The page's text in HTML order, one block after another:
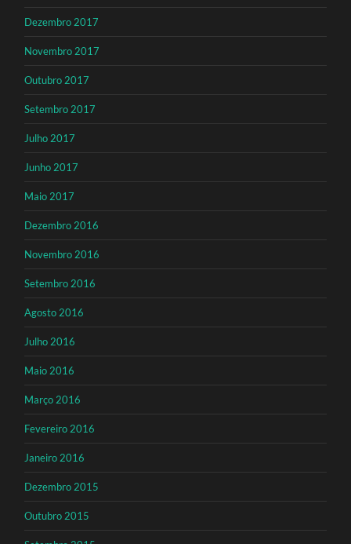
Dezembro 2017
Novembro 2017
Outubro 2017
Setembro 2017
Julho 2017
Junho 2017
Maio 2017
Dezembro 2016
Novembro 2016
Setembro 2016
Agosto 2016
Julho 2016
Maio 2016
Março 2016
Fevereiro 2016
Janeiro 2016
Dezembro 2015
Outubro 2015